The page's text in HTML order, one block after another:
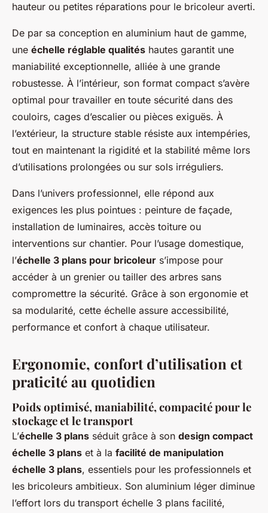
hauteur ou petites réparations pour le bricoleur averti.
De par sa conception en aluminium haut de gamme,
une échelle réglable qualités hautes garantit une
maniabilité exceptionnelle, alliée à une grande
robustesse. À l’intérieur, son format compact s’avère
optimal pour travailler en toute sécurité dans des
couloirs, cages d’escalier ou pièces exiguës. À
l’extérieur, la structure stable résiste aux intempéries,
tout en maintenant la rigidité et la stabilité même lors
d’utilisations prolongées ou sur sols irréguliers.
Dans l’univers professionnel, elle répond aux
exigences les plus pointues : peinture de façade,
installation de luminaires, accès toiture ou
interventions sur chantier. Pour l’usage domestique,
l’échelle 3 plans pour bricoleur s’impose pour
accéder à un grenier ou tailler des arbres sans
compromettre la sécurité. Grâce à son ergonomie et
sa modularité, cette échelle assure accessibilité,
performance et confort à chaque utilisateur.
Ergonomie, confort d’utilisation et
praticité au quotidien
Poids optimisé, maniabilité, compacité pour le
stockage et le transport
L’échelle 3 plans séduit grâce à son design compact
échelle 3 plans et à la facilité de manipulation
échelle 3 plans, essentiels pour les professionnels et
les bricoleurs ambitieux. Son aluminium léger diminue
l’effort lors du transport échelle 3 plans facilité,